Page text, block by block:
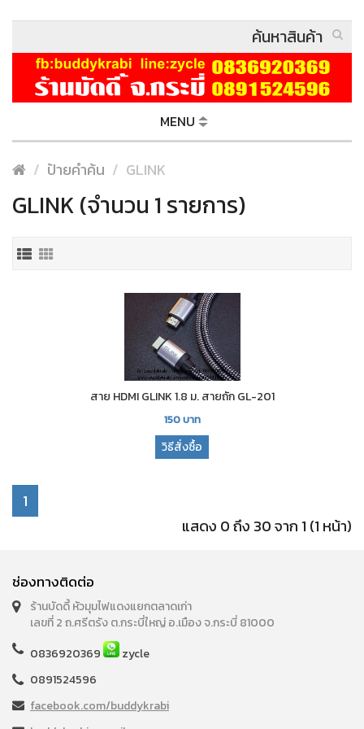
MENU
ป้ายคำค้น GLINK
GLINK (จำนวน 1 รายการ)
สาย HDMI GLINK 1.8 ม. สายถัก GL-201
150บาท
วิธีสั่งซื้อ
1
แสดง 0 ถึง 30 จาก 1 (1 หน้า)
ช่องทางติดต่อ
ร้านบัดดี้ หัวมุมไฟแดงแยกตลาดเก่า
เลขที่ 2 ถ.ศรีตรัง ต.กระบี่ใหญ่ อ.เมือง จ.กระบี่ 81000
0836920369
zycle
0891524596
facebook.com/buddykrabi